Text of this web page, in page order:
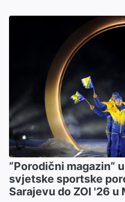
“Porodični magazin”
svjetske sportske
Sarajevu do ZOI '26 u